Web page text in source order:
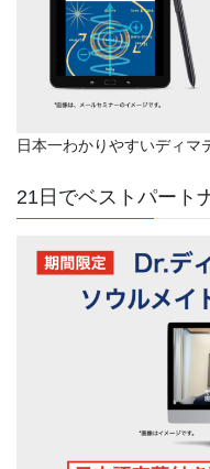
日本一わかりやすいディマ
21日でベストパート